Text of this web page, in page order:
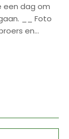
een dag om
__ Foto
en…